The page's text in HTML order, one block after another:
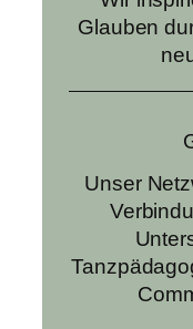
Glauben
Unser